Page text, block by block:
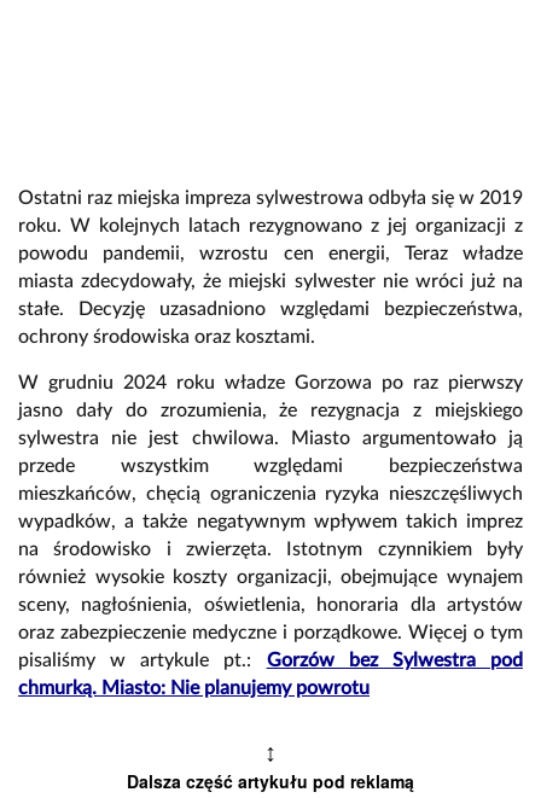
Ostatni raz miejska impreza sylwestrowa odbyła się w 2019
roku. W kolejnych latach rezygnowano z jej organizacji z
powodu pandemii, wzrostu cen energii, Teraz władze
miasta zdecydowały, że miejski sylwester nie wróci już na
stałe. Decyzję uzasadniono względami bezpieczeństwa,
ochrony środowiska oraz kosztami.
W grudniu 2024 roku władze Gorzowa po raz pierwszy
jasno dały do zrozumienia, że rezygnacja z miejskiego
sylwestra nie jest chwilowa. Miasto argumentowało ją
przede wszystkim względami bezpieczeństwa
mieszkańców, chęcią ograniczenia ryzyka nieszczęśliwych
wypadków, a także negatywnym wpływem takich imprez
na środowisko i zwierzęta. Istotnym czynnikiem były
również wysokie koszty organizacji, obejmujące wynajem
sceny, nagłośnienia, oświetlenia, honoraria dla artystów
oraz zabezpieczenie medyczne i porządkowe. Więcej o tym
pisaliśmy w artykule pt.: Gorzów bez Sylwestra pod
chmurką. Miasto: Nie planujemy powrotu
↕
Dalsza część artykułu pod reklamą